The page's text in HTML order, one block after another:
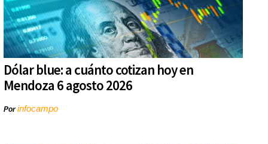
Dólar blue: a cuánto cotizan hoy en
Mendoza 6 agosto 2026
Porinfocampo